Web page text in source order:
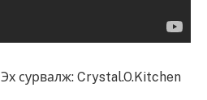
Эх сурвалж: Crystal.O.Kitchen